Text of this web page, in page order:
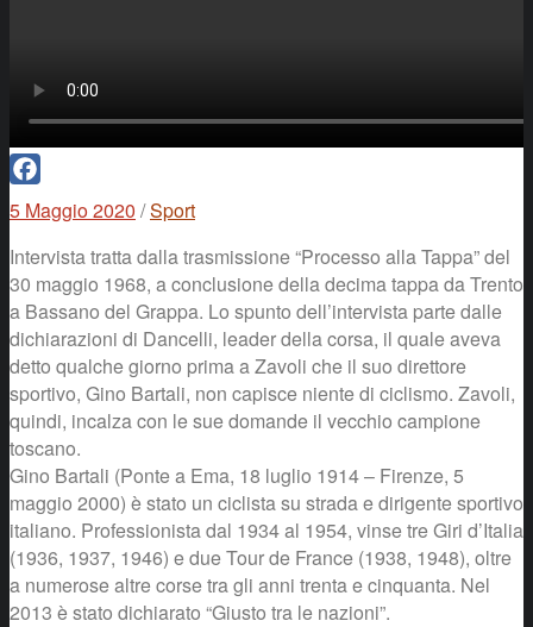
Facebook
5 Maggio 2020 /Sport
Intervista tratta dalla trasmissione “Processo alla Tappa” del
30 maggio 1968, a conclusione della decima tappa da Trento
a Bassano del Grappa. Lo spunto dell’intervista parte dalle
dichiarazioni di Dancelli, leader della corsa, il quale aveva
detto qualche giorno prima a Zavoli che il suo direttore
sportivo, Gino Bartali, non capisce niente di ciclismo. Zavoli,
quindi, incalza con le sue domande il vecchio campione
toscano.
Gino Bartali (Ponte a Ema, 18 luglio 1914 – Firenze, 5
maggio 2000) è stato un ciclista su strada e dirigente sportivo
italiano. Professionista dal 1934 al 1954, vinse tre Giri d’Italia
(1936, 1937, 1946) e due Tour de France (1938, 1948), oltre
a numerose altre corse tra gli anni trenta e cinquanta. Nel
2013 è stato dichiarato “Giusto tra le nazioni”.